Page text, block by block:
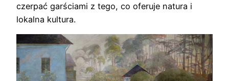
czerpać garściami z tego, co oferuje natura i
lokalna kultura.